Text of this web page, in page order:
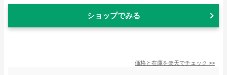
ショップでみる
価格と在庫を楽天でチェック >>